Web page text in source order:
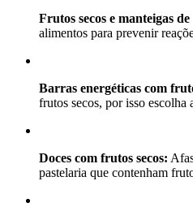
Frutos secos e manteigas
alimentos para prevenir
Barras energéticas com
frutos secos, por isso escolha
Doces com frutos secos:
pastelaria que contenham